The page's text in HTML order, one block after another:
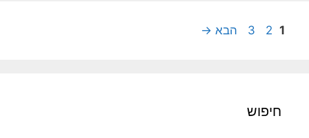
עמוד
1 עמוד
2 עמוד
3 הבא →
חיפוש